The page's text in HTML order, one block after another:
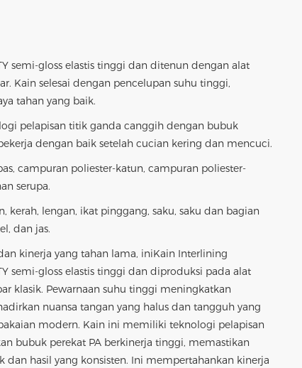
semi-gloss elastis tinggi dan ditenun dengan alat
Kain selesai dengan pencelupan suhu tinggi,
tahan yang baik.
pelapisan titik ganda canggih dengan bubuk
dengan baik setelah cucian kering dan mencuci.
campuran poliester-katun, campuran poliester-
serupa.
kerah, lengan, ikat pinggang, saku, saku dan bagian
dan jas.
kinerja yang tahan lama, iniKain Interlining
semi-gloss elastis tinggi dan diproduksi pada alat
klasik. Pewarnaan suhu tinggi meningkatkan
nuansa tangan yang halus dan tangguh yang
modern. Kain ini memiliki teknologi pelapisan
bubuk perekat PA berkinerja tinggi, memastikan
dan hasil yang konsisten. Ini mempertahankan kinerja